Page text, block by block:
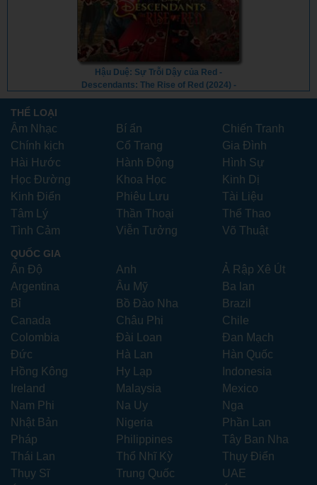
Hậu Duệ: Sự Trỗi Dậy của Red -
Descendants: The Rise of Red (2024) -
Vietsub
THỂ LOẠI
Âm Nhạc Bí ẩn
Chiến Tranh
Chính kịch
Cổ Trang
Gia Đình
Hài Hước
Hành Động
Hình Sự
Học Đường
Khoa Học
Kinh Dị
Kinh Điển
Phiêu Lưu
Tài Liệu
Tâm Lý
Thần Thoại
Thể Thao
Tình Cảm
Viễn Tưởng Võ Thuật
QUỐC GIA
Ấn Độ Anh
Ả Rập Xê Út
Argentina
Âu Mỹ
Ba lan
Bỉ
Bồ Đào Nha
Brazil
Canada
Châu Phi
Chile
Colombia
Đài Loan
Đan Mạch
Đức
Hà Lan
Hàn Quốc
Hồng Kông
Hy Lạp
Indonesia
Ireland
Malaysia
Mexico
Nam Phi
Na Uy
Nga
Nhật Bản
Nigeria
Phần Lan
Pháp
Philippines
Tây Ban Nha
Thái Lan
Thổ Nhĩ Kỳ
Thụy Điển
Thụy Sĩ
Trung Quốc
UAE